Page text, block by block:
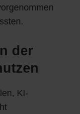
der
KI-